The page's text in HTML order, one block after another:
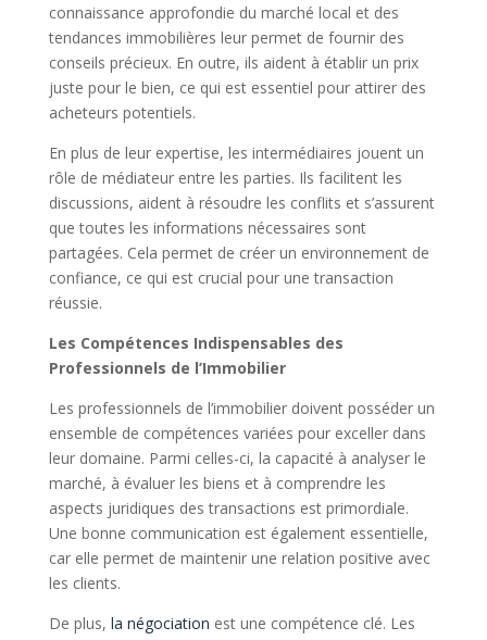
connaissance approfondie du marché local et des
tendances immobilières leur permet de fournir des
conseils précieux. En outre, ils aident à établir un prix
juste pour le bien, ce qui est essentiel pour attirer des
acheteurs potentiels.
En plus de leur expertise, les intermédiaires jouent un
rôle de médiateur entre les parties. Ils facilitent les
discussions, aident à résoudre les conflits et s’assurent
que toutes les informations nécessaires sont
partagées. Cela permet de créer un environnement de
confiance, ce qui est crucial pour une transaction
réussie.
Les Compétences Indispensables des
Professionnels de l’Immobilier
Les professionnels de l’immobilier doivent posséder un
ensemble de compétences variées pour exceller dans
leur domaine. Parmi celles-ci, la capacité à analyser le
marché, à évaluer les biens et à comprendre les
aspects juridiques des transactions est primordiale.
Une bonne communication est également essentielle,
car elle permet de maintenir une relation positive avec
les clients.
De plus, la négociation est une compétence clé. Les